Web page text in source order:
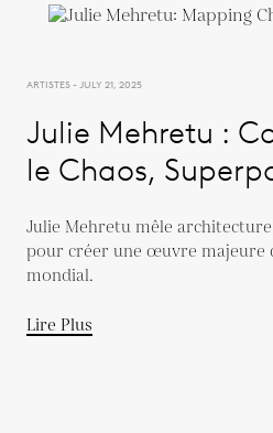
ARTISTES - JULY 21, 2025
Julie Mehretu :
le Chaos,
Julie Mehretu mêle
pour créer une œuvre majeure
mondial.
Lire Plus